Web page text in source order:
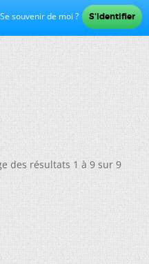
souvenir de moi ?
des résultats 1 à 9 sur 9